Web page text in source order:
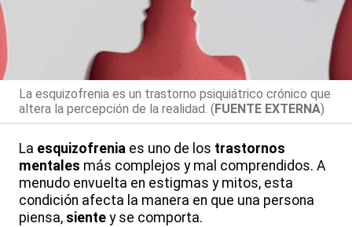
La esquizofrenia es un trastorno psiquiátrico crónico que
altera la percepción de la realidad. (FUENTE EXTERNA)
La esquizofrenia es uno de los trastornos
mentales más complejos y mal comprendidos. A
menudo envuelta en estigmas y mitos, esta
condición afecta la manera en que una persona
piensa, siente y se comporta.